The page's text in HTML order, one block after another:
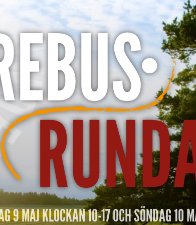
N
Y
A
R
E
B
U
S
R
9 MAJ KLOCKAN 10-17 OCH SÖNDAG 10